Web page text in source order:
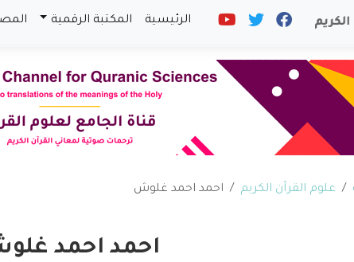
الرئيسية المكتبة الرقمية
علوم القرآن الكريم احمد احمد غلوش
احمد احمد